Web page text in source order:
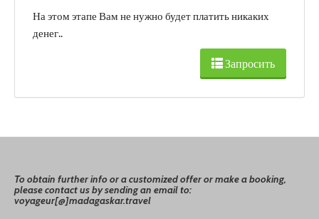
На этом этапе Вам не нужно будет платить никаких
денег..
Запросить
Toobtain further info or a customized offer or make a booking,
please contact us by sending an email to:
voyageur[@]madagaskar.travel